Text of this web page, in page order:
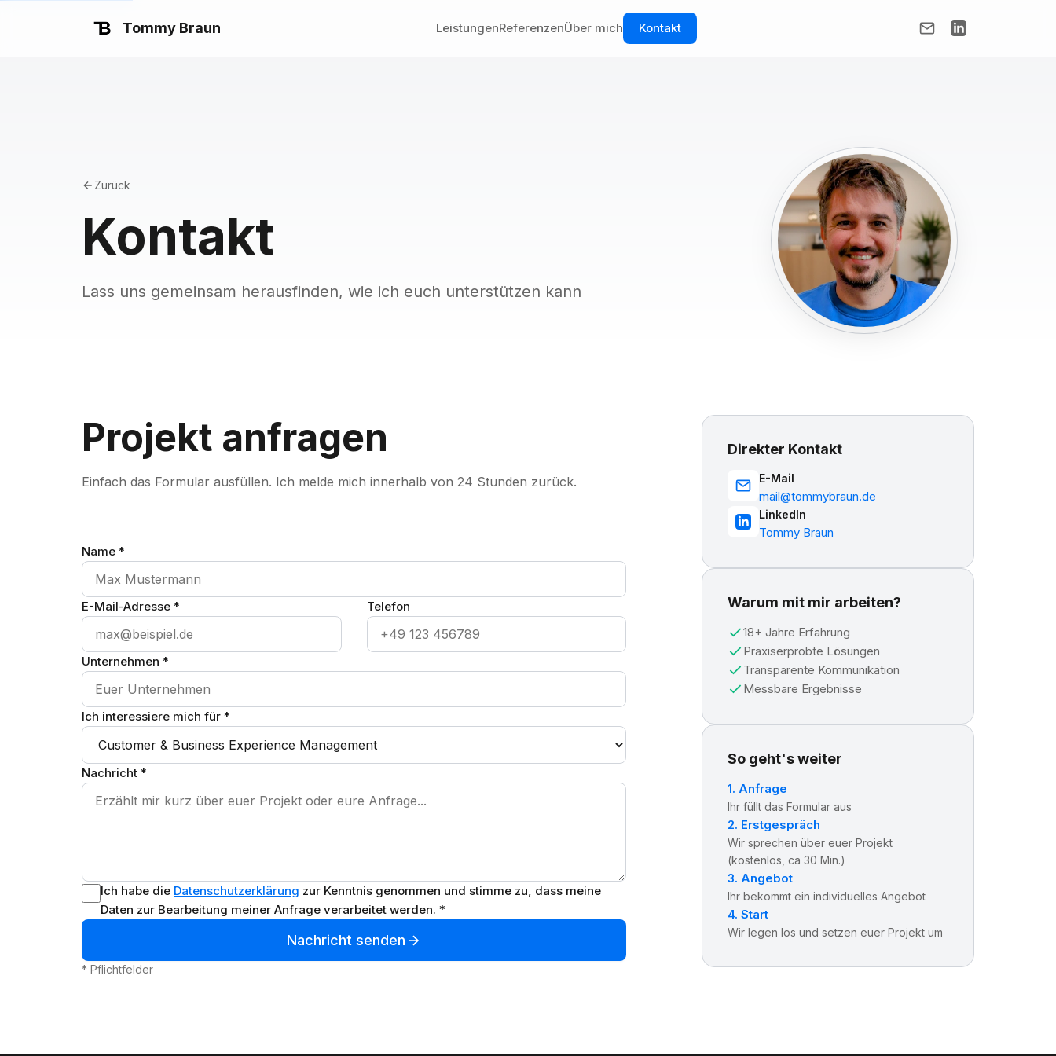
Tommy Braun LeistungenReferenzenÜber mich Kontakt
Zurück
Kontakt
Lass uns gemeinsam herausfinden, wie ich euch unterstützen kann
Projekt anfragen
Einfach das Formular ausfüllen. Ich melde mich innerhalb von 24 Stunden zurück.
Name *
E-Mail-Adresse * Telefon
Unternehmen *
Ich interessiere mich für *
Nachricht *
Ich habe die Datenschutzerklärung zur Kenntnis genommen und stimme zu, dass meine
Daten zur Bearbeitung meiner Anfrage verarbeitet werden. *
Nachricht senden
* Pflichtfelder
Direkter Kontakt
E-Mail
mail@tommybraun.de
LinkedIn
Tommy Braun
Warum mit mir arbeiten?
18+ Jahre Erfahrung
Praxiserprobte Lösungen
Transparente Kommunikation
Messbare Ergebnisse
So geht's weiter
1. Anfrage
Ihr füllt das Formular aus
2. Erstgespräch
Wir sprechen über euer Projekt
(kostenlos, ca 30 Min.)
3. Angebot
Ihr bekommt ein individuelles Angebot
4. Start
Wir legen los und setzen euer Projekt um